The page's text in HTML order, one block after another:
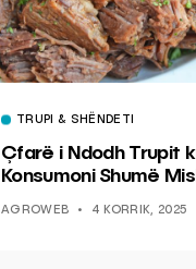
TRUPI & SHËNDETI
Çfarë i Ndodh Trupit
Konsumoni Shumë
AGROWEB 4 KORRIK, 2025